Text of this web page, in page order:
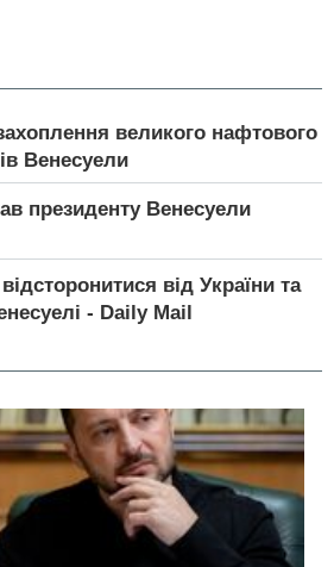
великого нафтового
Венесуели
президенту Венесуели
від України та
- Daily Mail